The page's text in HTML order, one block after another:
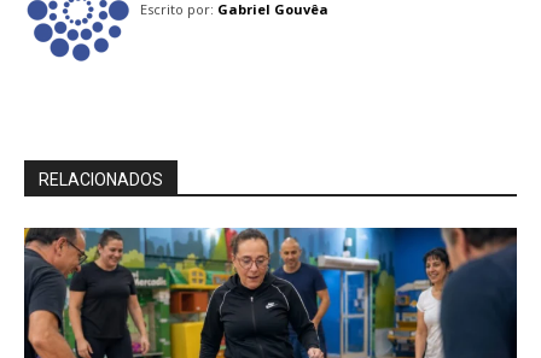
Escrito por: Gabriel Gouvêa
RELACIONADOS